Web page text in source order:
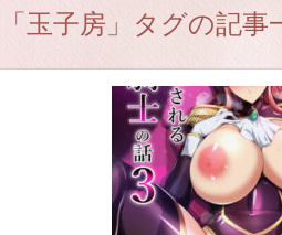
「玉子房」タグの記事